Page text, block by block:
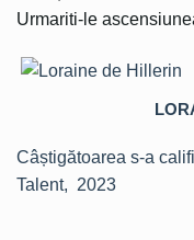
Urmariti-le
Câștigătoarea s-a
Talent, 2023